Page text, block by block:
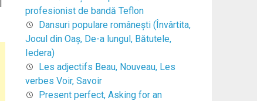
profesionist de bandă Teflon
Dansuri populare româneşti (Învârtita,
Jocul din Oaş, De-a lungul, Bătutele,
Iedera)
Les adjectifs Beau, Nouveau, Les
verbes Voir, Savoir
Present perfect, Asking for an